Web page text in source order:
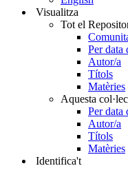
Visualitza
Tot el
Per data
Autor/a
Títols
Matèries
Aquesta
Per data
Autor/a
Títols
Matèries
Identifica't